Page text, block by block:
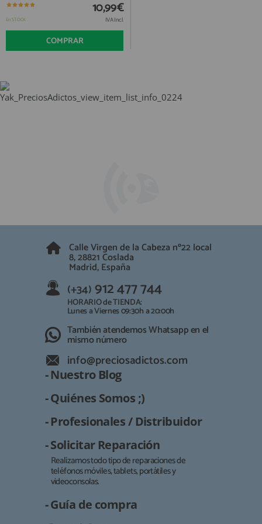
GUÍA DE COMPRA
Lunes a Viernes 09:30h a 20:00h
REGISTRO PROFESIONAL
En STOCK
10,99€
IVA Incl.
COMPRAR
Calle Virgen de la Cabeza nº22 local
8, 28821 Coslada
Madrid, España
(+34) 912 477 744
HORARIO de TIENDA:
Lunes a Viernes 09:30h a 20:00h
También atendemos Whatsapp en el
mismo número
info@preciosadictos.com
- Nuestro Blog
- Quiénes Somos ;)
- Profesionales / Distribuidor
- Solicitar Reparación
Realizamos todo tipo de reparaciones de
teléfonos móviles, tablets, portátiles y
videoconsolas.
- Guía de compra
Responsable:
Finalidad: